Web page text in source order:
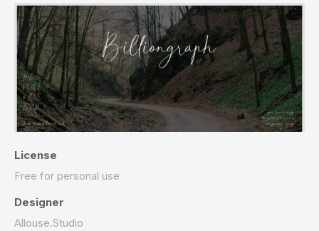
License
Free for personal use
Designer
Allouse.Studio